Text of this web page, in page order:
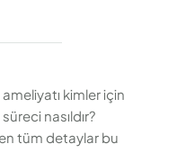
kimler için
nasıldır?
tüm detaylar bu